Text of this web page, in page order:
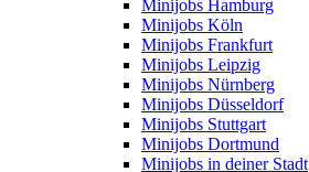
Minijobs Hamburg
Minijobs Köln
Minijobs Frankfurt
Minijobs Leipzig
Minijobs Nürnberg
Minijobs Düsseldorf
Minijobs Stuttgart
Minijobs Dortmund
Minijobs in deiner Stadt